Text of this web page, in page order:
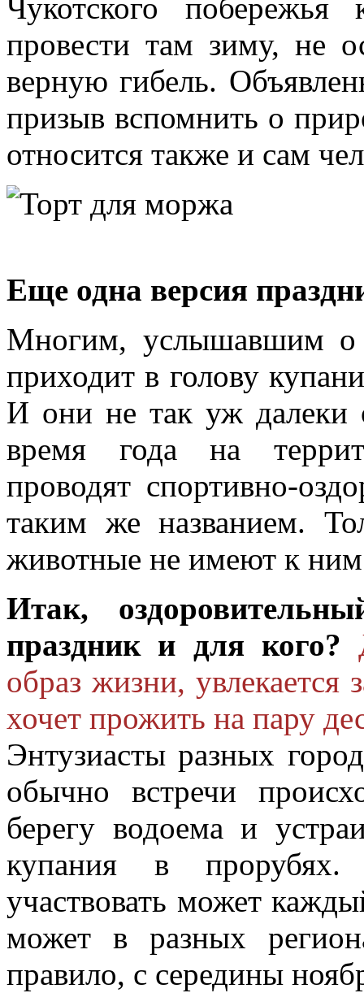
Чукотского
провести там зиму, не
верную гибель.
призыв вспомнить о
относится также и сам
Еще одна версия
Многим, услышавшим о
приходит в голову
И они не так уж далеки
время года на
проводят спортивно-
таким же названием.
животные не имеют к
Итак,
праздник и для кого?
образ жизни, увлекается
хочет прожить на пару
Энтузиасты разных
обычно встречи
берегу водоема и
купания в прорубях.
участвовать может
может в разных
правило, с середины